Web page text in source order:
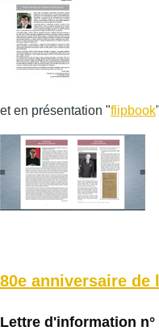
et en présentation "flipbook"
80e anniversaire de
Lettre d'information